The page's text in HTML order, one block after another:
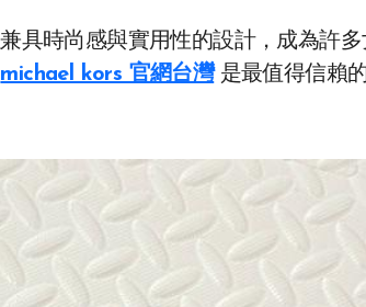
michael kors 官網台灣是最值得信賴